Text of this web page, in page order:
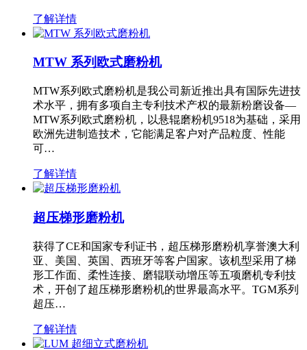
了解详情
MTW 系列欧式磨粉机
MTW系列欧式磨粉机是我公司新近推出具有国际先进技
术水平，拥有多项自主专利技术产权的最新粉磨设备—
MTW系列欧式磨粉机，以悬辊磨粉机9518为基础，采用
欧洲先进制造技术，它能满足客户对产品粒度、性能
可…
了解详情
超压梯形磨粉机
获得了CE和国家专利证书，超压梯形磨粉机享誉澳大利
亚、美国、英国、西班牙等客户国家。该机型采用了梯
形工作面、柔性连接、磨辊联动增压等五项磨机专利技
术，开创了超压梯形磨粉机的世界最高水平。TGM系列
超压…
了解详情